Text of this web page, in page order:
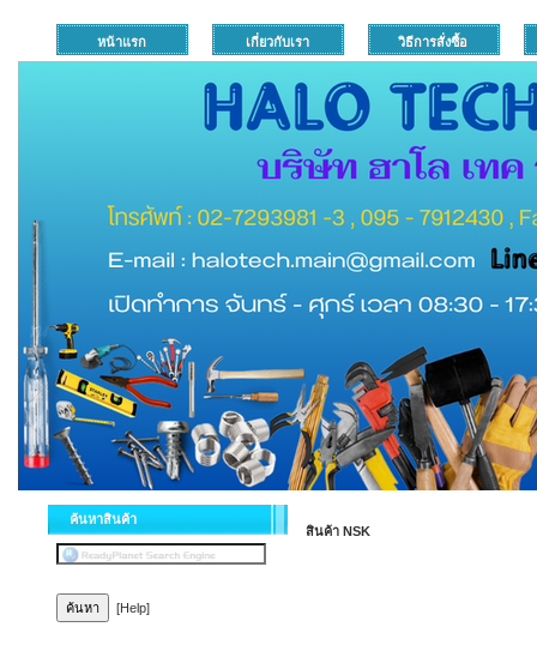
หน้าแรก เกี่ยวกับเรา วิธีการสั่งซื้อ
ค้นหาสินค้า
[Help]
สินค้า NSK